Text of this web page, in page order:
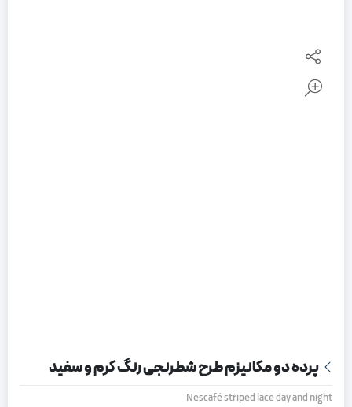
پرده دو مکانیزم طرح شطرنجی رنگ کرم و سفید
Nescafé striped lace day and night